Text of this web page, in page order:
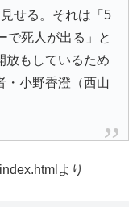
せる。それは「5
で死人が出る」と
放もしているため
・小野香澄（西山
より